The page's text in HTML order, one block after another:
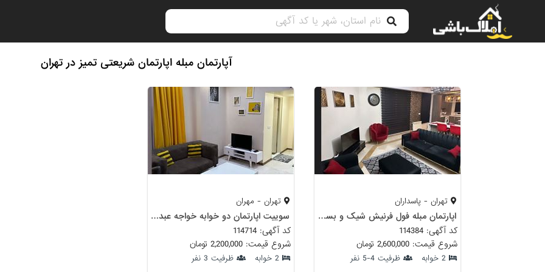
آپارتمان مبله اپارتمان شریعتی تمیز در تهران
تهران - پاسداران
اپارتمان مبله فول فرنیش شیک و بسیار تمیز
کد آگهی: 114384
شروع قیمت: 2,600,000 تومان
2 خوابه ظرفیت 4-5 نفر
تهران - مهران
سوییت اپارتمان دو خوابه خواجه عبدالله
کد آگهی: 114714
شروع قیمت: 2,200,000 تومان
2 خوابه ظرفیت 3 نفر